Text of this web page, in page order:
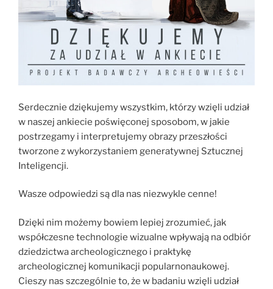
Serdecznie dziękujemy wszystkim, którzy wzięli udział
w naszej ankiecie poświęconej sposobom, w jakie
postrzegamy i interpretujemy obrazy przeszłości
tworzone z wykorzystaniem generatywnej Sztucznej
Inteligencji.
Wasze odpowiedzi są dla nas niezwykle cenne!
Dzięki nim możemy bowiem lepiej zrozumieć, jak
współczesne technologie wizualne wpływają na odbiór
dziedzictwa archeologicznego i praktykę
archeologicznej komunikacji popularnonaukowej.
Cieszy nas szczególnie to, że w badaniu wzięli udział